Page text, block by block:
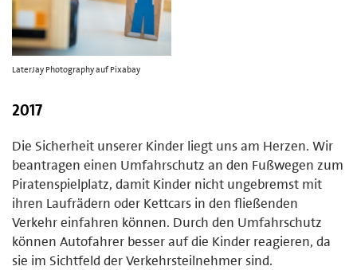
LaterJay Photography auf Pixabay
2017
Die Sicherheit unserer Kinder liegt uns am Herzen. Wir
beantragen einen Umfahrschutz an den Fußwegen zum
Piratenspielplatz, damit Kinder nicht ungebremst mit
ihren Laufrädern oder Kettcars in den fließenden
Verkehr einfahren können. Durch den Umfahrschutz
können Autofahrer besser auf die Kinder reagieren, da
sie im Sichtfeld der Verkehrsteilnehmer sind.